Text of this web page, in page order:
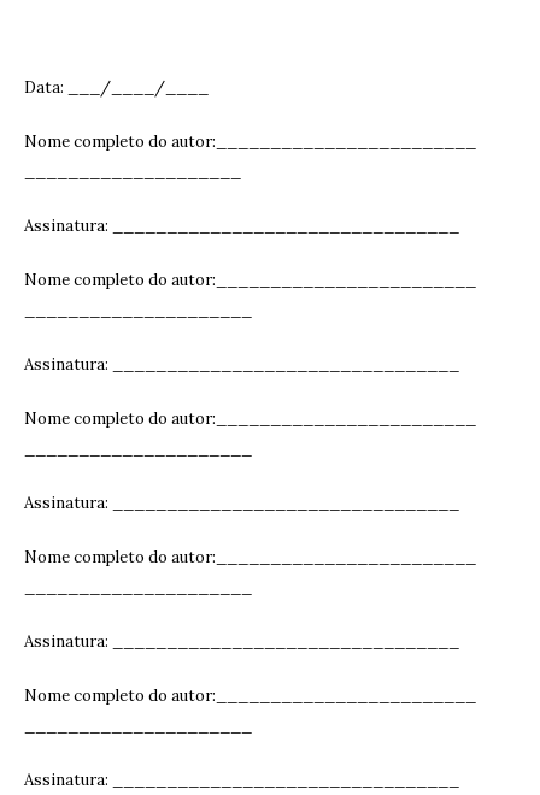
Data: ___/____/____
Nome completo do autor:________________________
Assinatura: ______________________________
Nome completo do autor:________________________
Assinatura: ______________________________
Nome completo do autor:________________________
Assinatura: ______________________________
Nome completo do autor:________________________
Assinatura: ______________________________
Nome completo do autor:________________________
Assinatura: ______________________________